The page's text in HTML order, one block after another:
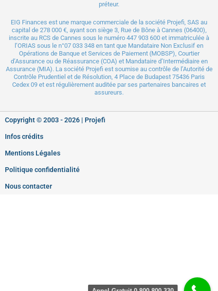
préteur.
EIG Finances est une marque commerciale de la société Projefi, SAS au
capital de 278 000 €, ayant son siège 3, Rue de Bône à Cannes (06400),
inscrite au RCS de Cannes sous le numéro 447 903 600 et immatriculée à
l’ORIAS sous le n°07 033 348 en tant que Mandataire Non Exclusif en
Opérations de Banque et Services de Paiement (MOBSP), Courtier
d’Assurance ou de Réassurance (COA) et Mandataire d’Intermédiaire en
Assurance (MIA). La société Projefi est soumise au contrôle de l’Autorité de
Contrôle Prudentiel et de Résolution, 4 Place de Budapest 75436 Paris
Cedex 09 et est régulièrement auditée par ses partenaires bancaires et
assureurs.
Copyright © 2003 - 2026 | Projefi
Infos crédits
Mentions Légales
Politique confidentialité
Nous contacter